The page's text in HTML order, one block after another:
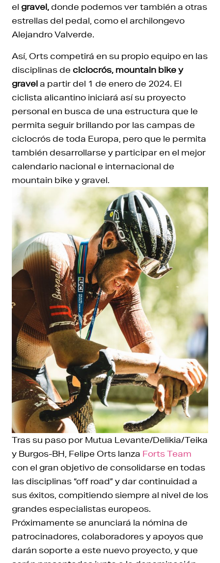
el gravel,donde podemos ver también a otras
estrellas del pedal, como el archilongevo
Alejandro Valverde.
Así, Orts competirá en su propio equipo en las
disciplinas de ciclocrós, mountain bike y
gravela partir del 1 de enero de 2024. El
ciclista alicantino iniciará así su proyecto
personal en busca de una estructura que le
permita seguir brillando por las campas de
ciclocrós de toda Europa, pero que le permita
también desarrollarse y participar en el mejor
calendario nacional e internacional de
mountain bike y gravel.
Tras su paso por Mutua Levante/Delikia/Teika
y Burgos-BH, Felipe Orts lanza Forts Team
con el gran objetivo de consolidarse en todas
las disciplinas “off road” y dar continuidad a
sus éxitos, compitiendo siempre al nivel de los
grandes especialistas europeos.
Próximamente se anunciará la nómina de
patrocinadores, colaboradores y apoyos que
darán soporte a este nuevo proyecto, y que